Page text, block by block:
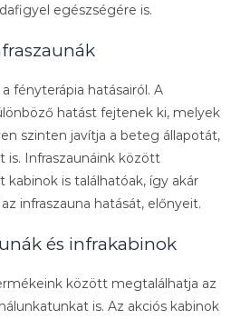
egészségére is.
fényterápia hatásairól. A
hatást fejtenek ki, melyek
szinten javítja a beteg állapotát,
is. Infraszaunáink között
kabinok is találhatóak, így akár
infraszauna hatását, előnyeit.
és infrakabinok
között megtalálhatja az
is. Az akciós kabinok